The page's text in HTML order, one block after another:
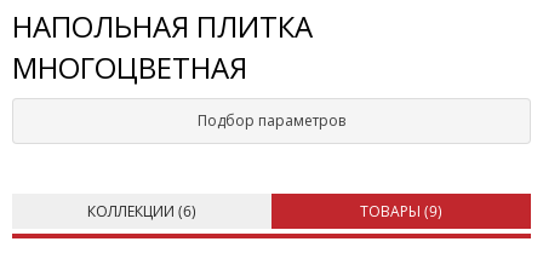
НАПОЛЬНАЯ ПЛИТКА
МНОГОЦВЕТНАЯ
Подбор параметров
КОЛЛЕКЦИИ (6) ТОВАРЫ (9)